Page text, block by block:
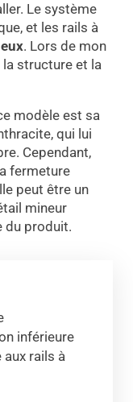
Le système
et les rails à
. Lors de mon
la structure et la
modèle est sa
qui lui
Cependant,
fermeture
peut être un
mineur
du produit.
inférieure
rails à